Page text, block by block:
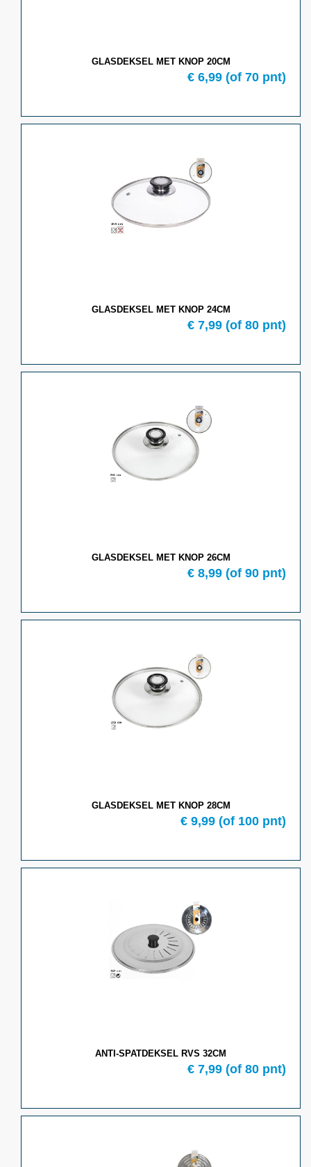
GLASDEKSEL MET KNOP 20CM
€ 6,99 (of 70 pnt)
GLASDEKSEL MET KNOP 24CM
€ 7,99 (of 80 pnt)
GLASDEKSEL MET KNOP 26CM
€ 8,99 (of 90 pnt)
GLASDEKSEL MET KNOP 28CM
€ 9,99 (of 100 pnt)
ANTI-SPATDEKSEL RVS 32CM
€ 7,99 (of 80 pnt)